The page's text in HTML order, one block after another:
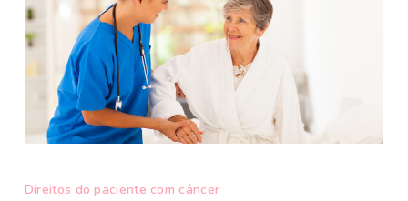
Direitos do paciente com câncer